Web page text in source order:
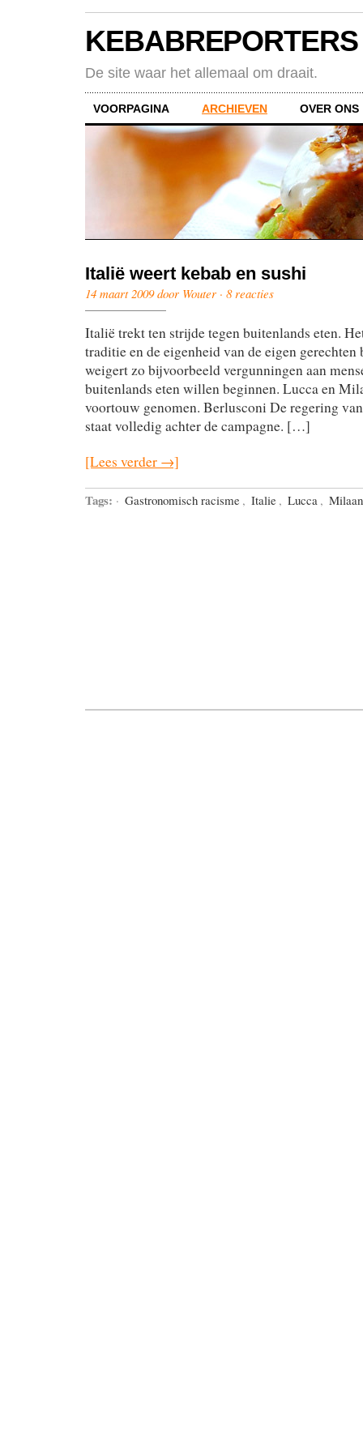
KEBABREPORTERS
De site waar het allemaal om draait.
VOORPAGINA ARCHIEVEN OVER ONS
Italië weert kebab en sushi
14 maart 2009 door Wouter · 8 reacties
Italië trekt ten strijde tegen buitenlands eten.
traditie en de eigenheid van de eigen gerechten
weigert zo bijvoorbeeld vergunningen aan
buitenlands eten willen beginnen. Lucca en
voortouw genomen. Berlusconi De regering
staat volledig achter de campagne. […]
[Lees verder →]
Tags: · Gastronomisch racisme , Italie , Lucca , Milaan